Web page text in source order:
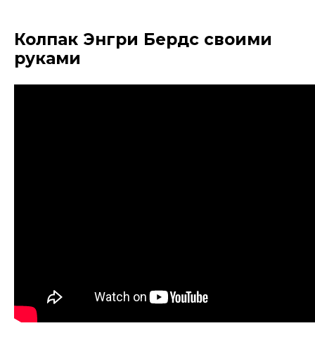
Колпак Энгри Бердс своими
руками